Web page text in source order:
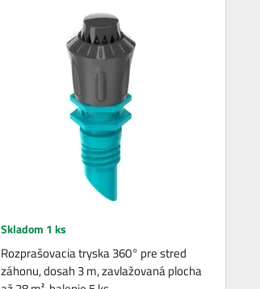
Skladom 1 ks
Rozprašovacia tryska 360° pre stred
záhonu, dosah 3 m, zavlažovaná plocha